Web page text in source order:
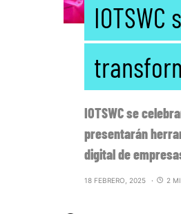
IOTSWC se
presentarán
digital de
18 FEBRERO, 2025 2